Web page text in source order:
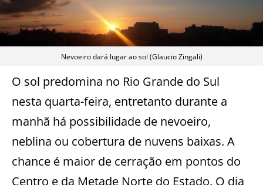
Nevoeiro dará lugar ao sol (Glaucio Zingali)
O sol predomina no Rio Grande do Sul
nesta quarta-feira, entretanto durante a
manhã há possibilidade de nevoeiro,
neblina ou cobertura de nuvens baixas. A
chance é maior de cerração em pontos do
Centro e da Metade Norte do Estado. O dia